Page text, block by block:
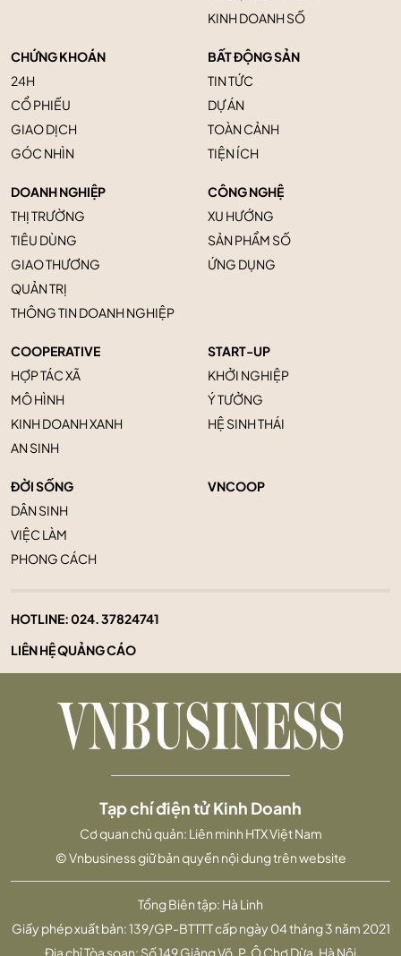
KINH DOANH SỐ
CHỨNG KHOÁN
24H
CỔ PHIẾU
GIAO DỊCH
GÓC NHÌN
BẤT ĐỘNG SẢN
TIN TỨC
DỰ ÁN
TOÀN CẢNH
TIỆN ÍCH
DOANH NGHIỆP
THỊ TRƯỜNG
TIÊU DÙNG
GIAO THƯƠNG
QUẢN TRỊ
THÔNG TIN DOANH NGHIỆP
CÔNG NGHỆ
XU HƯỚNG
SẢN PHẨM SỐ
ỨNG DỤNG
COOPERATIVE
HỢP TÁC XÃ
MÔ HÌNH
KINH DOANH XANH
AN SINH
START-UP
KHỞI NGHIỆP
Ý TƯỞNG
HỆ SINH THÁI
ĐỜI SỐNG
DÂN SINH
VIỆC LÀM
PHONG CÁCH
VNCOOP
HOTLINE:024. 37824741
LIÊN HỆ QUẢNG CÁO
Tổng Biên tập: Hà Linh
Giấy phép xuất bản: 139/GP-BTTTT cấp ngày 04 tháng 3 năm 2021
Địa chỉ Tòa soạn: Số 149 Giảng Võ, P. Ô Chợ Dừa, Hà Nội
Tạp chí điện tử Kinh Doanh
Cơ quan chủ quản: Liên minh HTX Việt Nam
© Vnbusiness giữ bản quyền nội dung trên website